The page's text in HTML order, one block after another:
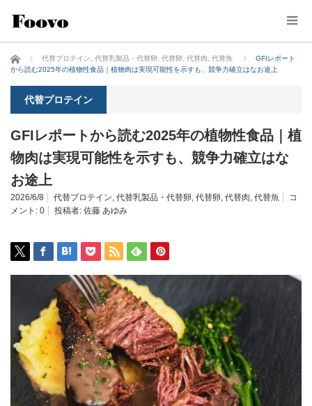
ホーム 代替プロテイン 代替乳製品・代替卵 代替卵 代替肉 代替魚
GFIレポート
から読む2025年の植物性食品｜植物肉は実現可能性を示すも、競争力確立はなお途上
代替プロテイン
GFIレポートから読む2025年の植物性食品｜植
物肉は実現可能性を示すも、競争力確立はな
お途上
2026/6/8 代替プロテイン, 代替乳製品・代替卵, 代替卵, 代替肉, 代替魚
コ
メント: 0 投稿者: 佐藤 あゆみ